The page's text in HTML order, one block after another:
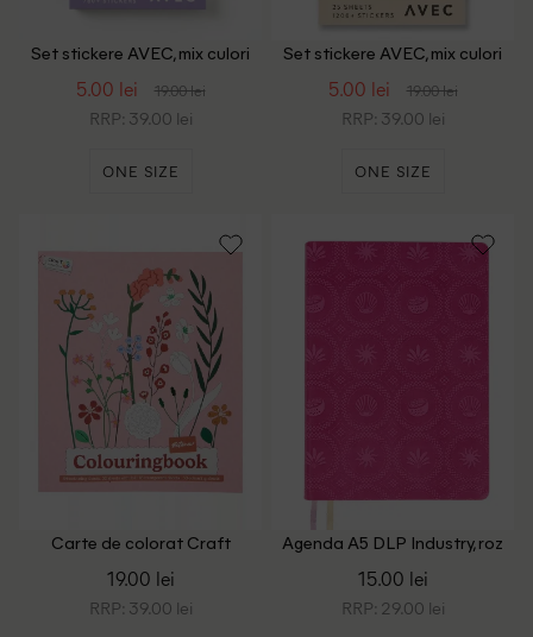
Set stickere AVEC, mix culori
5.00 lei 19.00 lei
RRP: 39.00 lei
ONE SIZE
Set stickere AVEC, mix culori
5.00 lei 19.00 lei
RRP: 39.00 lei
ONE SIZE
Carte de colorat Craft
19.00 lei
RRP: 39.00 lei
Agenda A5 DLP Industry, roz
15.00 lei
RRP: 29.00 lei